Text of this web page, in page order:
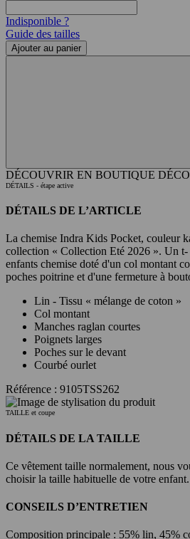
Indisponible ?
Guide des tailles
Ajouter au panier
DÉCOUVRIR EN BOUTIQUE
DÉTAILS - étape active
DÉTAILS DE L’ARTICLE
La chemise Indra Kids Pocket, couleur
collection « Collection Eté 2026 ». Un t-
enfants chemise doté d'un col montant
poches poitrine et d'une fermeture à
Lin - Tissu « mélange de coton »
Col montant
Manches raglan courtes
Poignets larges
Poches sur le devant
Courbé ourlet
Référence : 9105TSS262
TAILLE et coupe
DÉTAILS DE LA TAILLE
Ce vêtement taille normalement, nous
choisir la taille habituelle de votre enfant.
CONSEILS D’ENTRETIEN
Composition principale : 55% lin, 45%